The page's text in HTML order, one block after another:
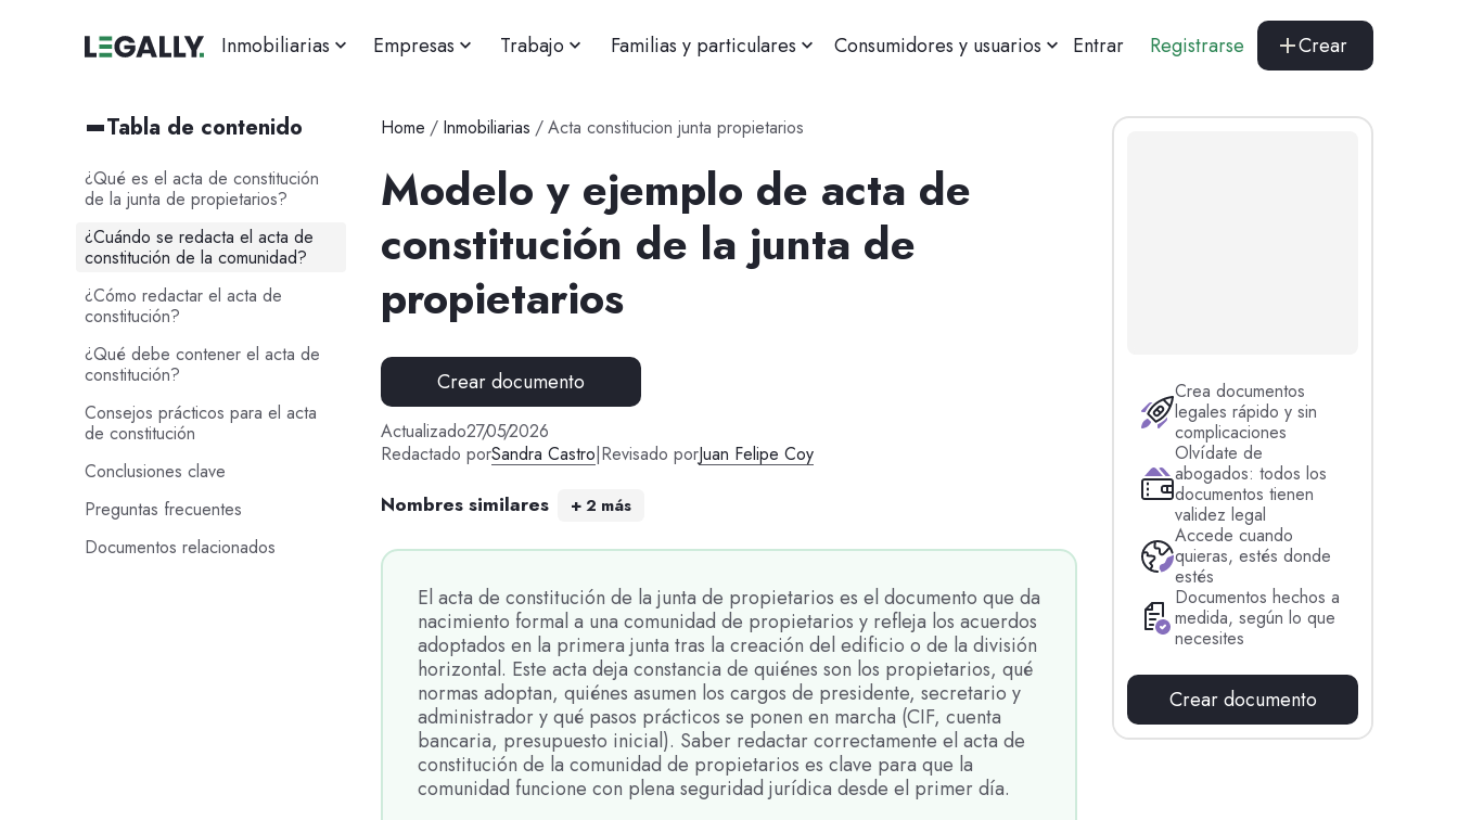
Inmobiliarias Empresas Trabajo Familias y particulares Consumidores y usuarios Entrar Registrarse Crear
Home / Inmobiliarias /Acta constitucion junta propietarios
Modelo y ejemplo de acta de
constitución de la junta de
propietarios
Crear documento
Actualizado27/05/2026
Redactado porSandra Castro|Revisado porJuan Felipe Coy
Nombres similares +2 más
Crea documentos
legales rápido y sin
complicaciones
Olvídate de
abogados: todos los
documentos tienen
validez legal
Accede cuando
quieras, estés donde
estés
Documentos hechos a
medida, según lo que
necesites
Crear documento
El acta de constitución de la junta de propietarios es el documento que da
nacimiento formal a una comunidad de propietarios y refleja los acuerdos
adoptados en la primera junta tras la creación del edificio o de la división
horizontal. Este acta deja constancia de quiénes son los propietarios, qué
normas adoptan, quiénes asumen los cargos de presidente, secretario y
administrador y qué pasos prácticos se ponen en marcha (CIF, cuenta
bancaria, presupuesto inicial). Saber redactar correctamente el acta de
constitución de la comunidad de propietarios es clave para que la
comunidad funcione con plena seguridad jurídica desde el primer día.
Tabla de contenido
¿Qué es el acta de constitución
de la junta de propietarios?
¿Cuándo se redacta el acta de
constitución de la comunidad?
¿Cómo redactar el acta de
constitución?
¿Qué debe contener el acta de
constitución?
Consejos prácticos para el acta
de constitución
Conclusiones clave
Preguntas frecuentes
Documentos relacionados